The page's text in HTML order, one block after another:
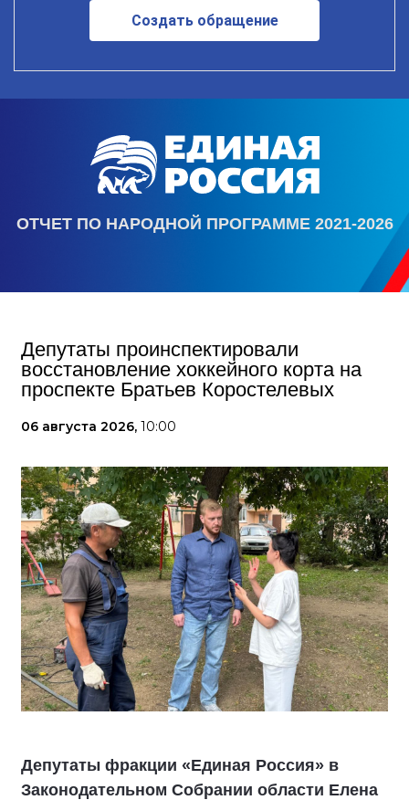
Создать обращение
ОТЧЕТ ПО НАРОДНОЙ ПРОГРАММЕ 2021-2026
Депутаты проинспектировали
восстановление хоккейного корта на
проспекте Братьев Коростелевых
06 августа 2026, 10:00
Депутаты фракции «Единая Россия» в
Законодательном Собрании области Елена